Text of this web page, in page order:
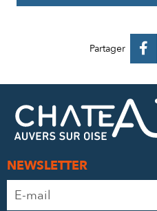
Partager 
NEWSLETTER
Adresse
e-